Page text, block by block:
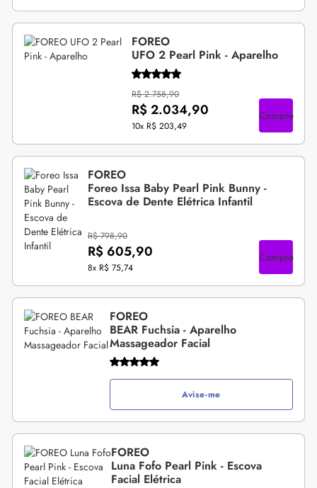
FOREO
UFO 2 Pearl Pink - Aparelho
R$ 2.758,90
R$ 2.034,90
10x R$ 203,49
Compre
FOREO
Foreo Issa Baby Pearl Pink Bunny -
Escova de Dente Elétrica Infantil
R$ 798,90
R$ 605,90
8x R$ 75,74
Compre
FOREO
BEAR Fuchsia - Aparelho
Massageador Facial
Avise-me
FOREO
Luna Fofo Pearl Pink - Escova
Facial Elétrica